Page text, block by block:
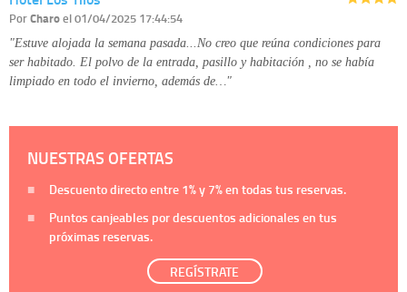
PorCharoel 01/04/2025 17:44:54
"Estuve alojada la semana pasada...No creo que reúna condiciones para
ser habitado. El polvo de la entrada, pasillo y habitación , no se había
limpiado en todo el invierno, además de…"
NUESTRAS OFERTAS
Descuento directo entre 1%y 7%en todas tus reservas.
Puntos canjeables por descuentos adicionales en tus
próximas reservas.
REGÍSTRATE